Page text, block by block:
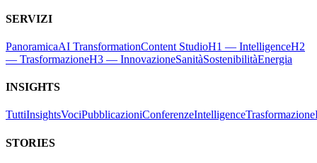
SERVIZI
PanoramicaAI TransformationContent StudioH1 — IntelligenceH2
— TrasformazioneH3 — InnovazioneSanitàSostenibilitàEnergia
INSIGHTS
TuttiInsightsVociPubblicazioniConferenzeIntelligenceTrasformazione
STORIES